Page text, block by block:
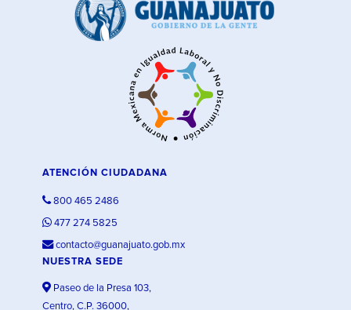
ATENCIÓN CIUDADANA
800 465 2486
477 274 5825
contacto@guanajuato.gob.mx
NUESTRA SEDE
Paseo de la Presa 103,
Centro, C.P. 36000,